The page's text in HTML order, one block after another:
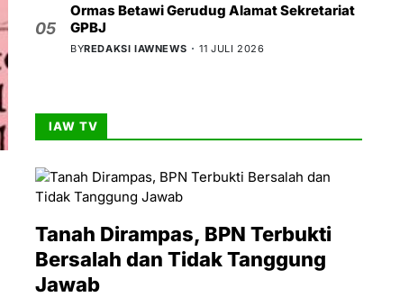
05
Ormas Betawi Gerudug Alamat Sekretariat
GPBJ
BYREDAKSI IAWNEWS 11 JULI 2026
IAW TV
Tanah Dirampas, BPN Terbukti
Bersalah dan Tidak Tanggung
Jawab